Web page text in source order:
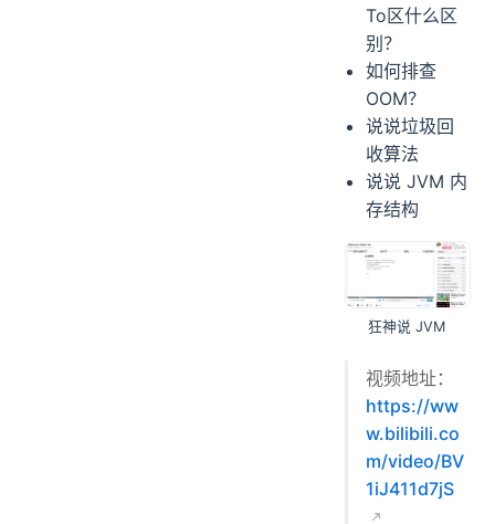
To区什么区
别？
如何排查
OOM？
说说垃圾回
收算法
说说 JVM 内
存结构
狂神说 JVM
视频地址：
https://ww
w.bilibili.co
m/video/BV
1iJ411d7jS